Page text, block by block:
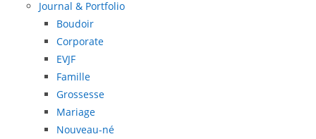
Journal & Portfolio
Boudoir
Corporate
EVJF
Famille
Grossesse
Mariage
Nouveau-né